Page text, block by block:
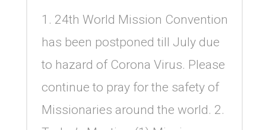
1. 24th World Mission Convention
has been postponed till July due
to hazard of Corona Virus. Please
continue to pray for the safety of
Missionaries around the world. 2.